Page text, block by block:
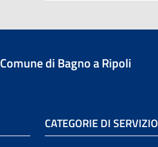
Comune di Bagno a Ripoli
CATEGORIE DI SERVIZIO